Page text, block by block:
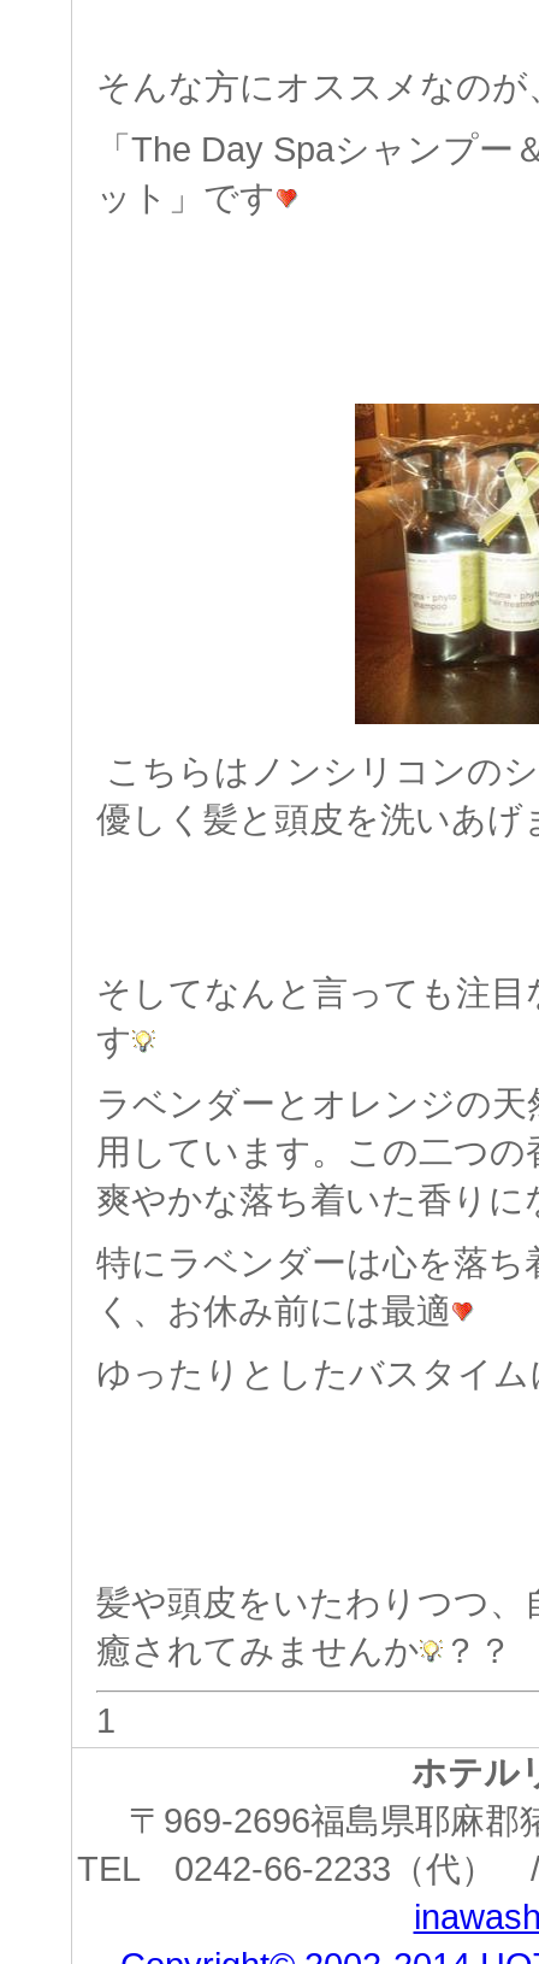
そんな方にオススメなのが
「The Day Spaシャンプ
ット」です
こちらはノンシリコンの
優しく髪と頭皮を洗いあげ
そしてなんと言っても注
す
ラベンダーとオレンジの
用しています。この二つ
爽やかな落ち着いた香りに
特にラベンダーは心を落ち
く、お休み前には最適
ゆったりとしたバスタイ
髪や頭皮をいたわりつつ、
癒されてみませんか
？？
1
ホテル
〒969-2696福島県耶麻
TEL 0242-66-2233（代